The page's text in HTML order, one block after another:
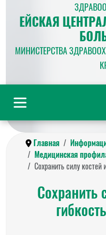
ЕЙСКАЯ
МИНИСТЕРСТВА
Главная
Медицинская
Сохранить силу костей
Сохранить